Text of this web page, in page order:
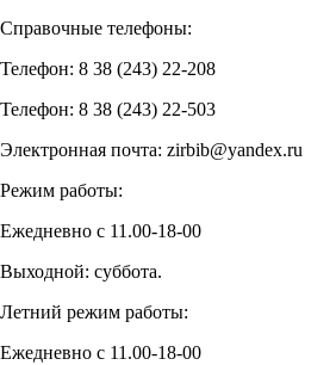
Справочные телефоны:
Телефон: 8 38 (243) 22-208
Телефон: 8 38 (243) 22-503
Электронная почта: zirbib@yandex.ru
Режим работы:
Ежедневно с 11.00-18-00
Выходной: суббота.
Летний режим работы:
Ежедневно с 11.00-18-00